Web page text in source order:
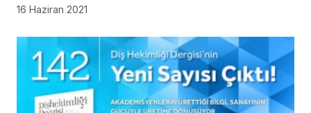
16 Haziran 2021